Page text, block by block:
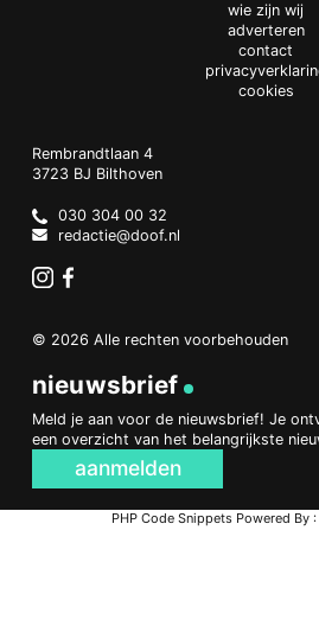
wie zijn wij
adverteren
contact
cookies
Doof.nl
work
Rembrandtlaan 4
3723 BJ Bilthoven
Netherlands
030 304 00 32
redactie@doof.nl
© 2026 Alle rechten voorbehouden
nieuwsbrief
Meld je aan voor de nieuwsbrief! Je
een overzicht van het belangrijkste
aanmelden
PHP Code Snippets Powered By :